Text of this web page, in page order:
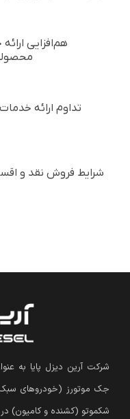
هم‌افزایی
تداوم ارائه
شرایط فروش نقد و
شرکت آرین دیزل پایا به
جک موتورز (خودروهای
شکموتو (کشنده و کامیون) در